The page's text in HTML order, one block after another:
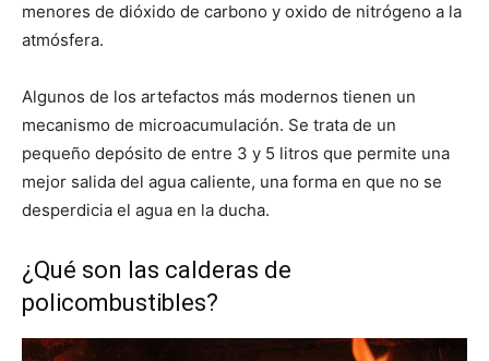
menores de dióxido de carbono y oxido de nitrógeno a la
atmósfera.
Algunos de los artefactos más modernos tienen un
mecanismo de microacumulación. Se trata de un
pequeño depósito de entre 3 y 5 litros que permite una
mejor salida del agua caliente, una forma en que no se
desperdicia el agua en la ducha.
¿Qué son las calderas de
policombustibles?